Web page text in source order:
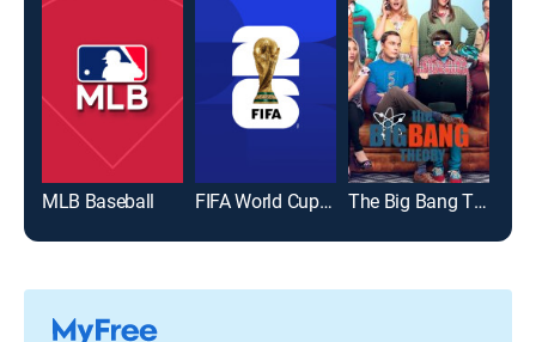
MLB Baseball FIFA World Cup 2026 The Big Bang Theory